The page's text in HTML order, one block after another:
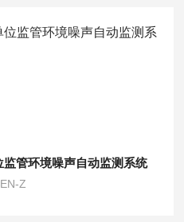
管环境噪声自动监测系统
Z